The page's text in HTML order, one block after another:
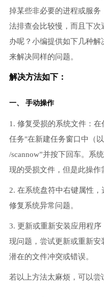
掉某些非必要的进程或服
法排查会比较慢，而且下次
办呢？小编提供如下几种
来解决同样的问题。
解决方法如下：
一、 手动操作
1. 修复受损的系统文件：
任务"在新建任务窗口中（
/scannow”并按下回车。系
现的受损文件，但是此操作
2. 在系统盘符中右键属性
修复系统异常问题。
3. 更新或重新安装应用程
现问题，尝试更新或重新
潜在的文件冲突或错误。
若以上方法太麻烦，可以尝